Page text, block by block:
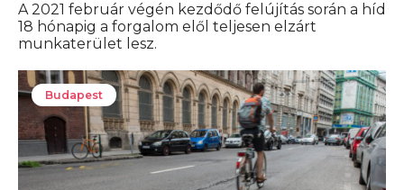
A 2021 február végén kezdődő felújítás során a híd
18 hónapig a forgalom elől teljesen elzárt
munkaterület lesz.
Budapest